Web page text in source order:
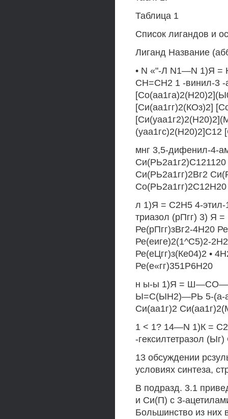
Таблица 1
Список лигандов и
Лиганд Название
• N «"-Л N1—N 1)Я =
СН=СН2 1 -винил-3 -
[Си(аа1гг)2(КОз)2]
(уаа1гс)2(Н20)2]С12
мнг 3,5-дифенил-4-
Си(РЬ2а1гг)2Вг2
л 1)Я = С2Н5 4-этил-
триазол (рПгг) 3) Я
Ре(рПгг)зВг2-4Н20
Ре(еиге)2(1^С5)2-
Ре(еЦгг)з(Ке04)2 •
Ре(е«гг)351Р6Н20
н ы-ы 1)Я =
Ы=С(ЫН2)—РЬ 5-(а-
Си(аа1г)2
1 < 1? 14—N 1)К =
-гексилтетразол
13 обсуждении
условиях синтеза,
В подразд. 3.1
и Си(П) с 3-
Большинство из них